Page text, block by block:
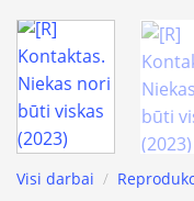
Visi darbai /